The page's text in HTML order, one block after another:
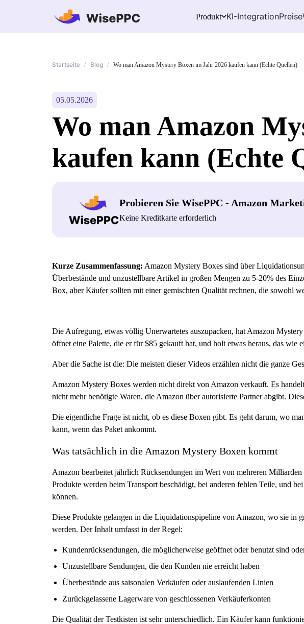
Produkt KI-IntegrationPreise
Startseite / Blog / Wo man Amazon Mystery Boxen im Jahr 2026 kaufen kann (Echte Quellen)
05.05.2026
Wo man Amazon
kaufen kann (Echte
Probieren Sie WisePPC - Amazon
Keine Kreditkarte erforderlich
Kurze Zusammenfassung: Amazon Mystery Boxes sind über
Überbestände und unzustellbare Artikel in großen Mengen zu 5-20% des
Box, aber Käufer sollten mit einer gemischten Qualität rechnen, die sowohl
Die Aufregung, etwas völlig Unerwartetes auszupacken, hat Amazon
öffnet eine Palette, die er für $85 gekauft hat, und holt etwas heraus, das wie
Aber die Sache ist die: Die meisten dieser Videos erzählen nicht die ganze
Amazon Mystery Boxes werden nicht direkt von Amazon verkauft. Es
nicht mehr benötigte Waren, die Amazon über autorisierte Partner abgibt.
Die eigentliche Frage ist nicht, ob es diese Boxen gibt. Es geht darum, wo
kann, wenn das Paket ankommt.
Was tatsächlich in die Amazon Mystery Boxen kommt
Amazon bearbeitet jährlich Rücksendungen im Wert von mehreren
Produkte werden beim Transport beschädigt, bei anderen fehlen Teile, und
können.
Diese Produkte gelangen in die Liquidationspipeline von Amazon, wo sie in
werden. Der Inhalt umfasst in der Regel:
Kundenrücksendungen, die möglicherweise geöffnet oder benutzt sind
Unzustellbare Sendungen, die den Kunden nie erreicht haben
Überbestände aus saisonalen Verkäufen oder auslaufenden Linien
Zurückgelassene Lagerware von geschlossenen Verkäuferkonten
Die Qualität der Testkisten ist sehr unterschiedlich. Ein Käufer kann